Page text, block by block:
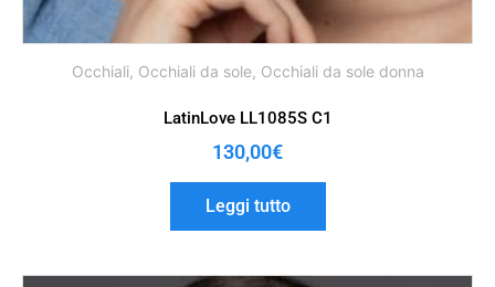
Occhiali, Occhiali da sole, Occhiali da sole donna
LatinLove LL1085S C1
130,00€
Leggi tutto